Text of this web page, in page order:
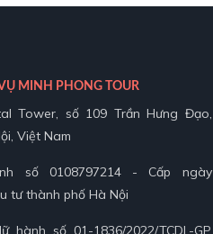
MINH PHONG TOUR
Tower, số 109 Trần Hưng Đạo,
Việt Nam
số 0108797214 - Cấp ngày
tư thành phố Hà Nội
số 01-1836/2022/TCDL-GP